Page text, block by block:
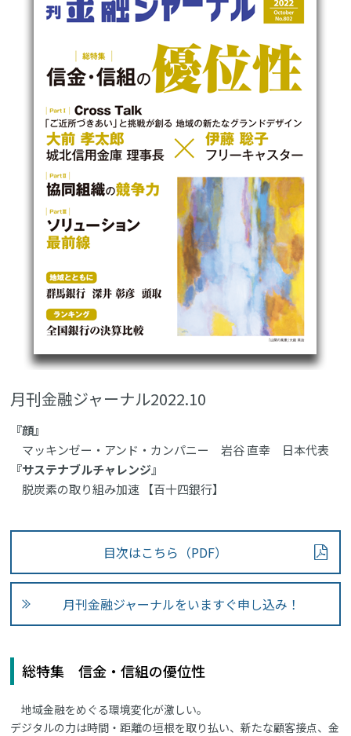
月刊金融ジャーナル2022.10
『顔』
マッキンゼー・アンド・カンパニー 岩谷 直幸 日本代表
『サステナブルチャレンジ』
脱炭素の取り組み加速 【百十四銀行】
目次はこちら（PDF）
月刊金融ジャーナルをいますぐ申し込み！
総特集 信金・信組の優位性
地域金融をめぐる環境変化が激しい。
デジタルの力は時間・距離の垣根を取り払い、新たな顧客接点、金